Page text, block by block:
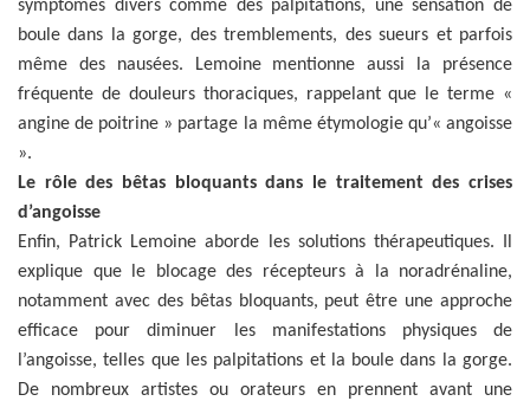
symptômes divers comme des palpitations, une sensation de
boule dans la gorge, des tremblements, des sueurs et parfois
même des nausées. Lemoine mentionne aussi la présence
fréquente de douleurs thoraciques, rappelant que le terme «
angine de poitrine » partage la même étymologie qu’« angoisse
».
Le rôle des bêtas bloquants dans le traitement des crises
d’angoisse
Enfin, Patrick Lemoine aborde les solutions thérapeutiques. Il
explique que le blocage des récepteurs à la noradrénaline,
notamment avec des bêtas bloquants, peut être une approche
efficace pour diminuer les manifestations physiques de
l’angoisse, telles que les palpitations et la boule dans la gorge.
De nombreux artistes ou orateurs en prennent avant une